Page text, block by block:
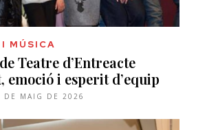
MÚSICA
Teatre d’Entreacte
emoció i esperit d’equip
DE MAIG DE 2026